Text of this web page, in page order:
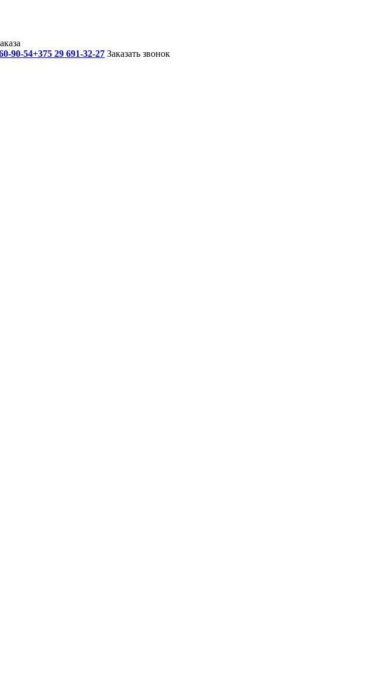
90-54+375 29 691-32-27 Заказать звонок